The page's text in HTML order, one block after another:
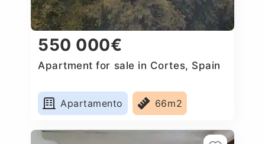
550 000€
Apartment for sale in Cortes, Spain
Apartamento 66m2